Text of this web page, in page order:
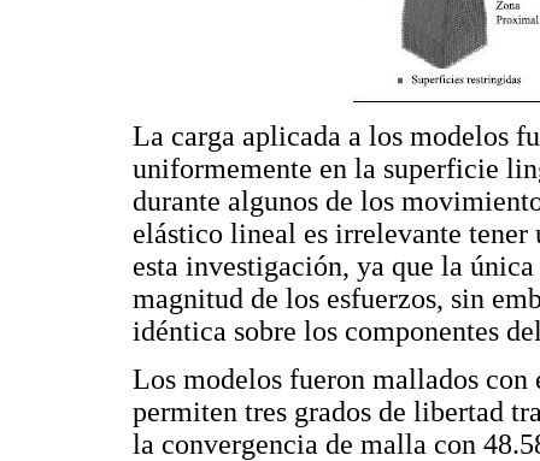
La carga aplicada a los modelos
uniformemente en la superficie
durante algunos de los
elástico lineal es irrelevante tener
esta investigación, ya que la
magnitud de los esfuerzos, sin
idéntica sobre los componentes
Los modelos fueron mallados con
permiten tres grados de libertad
la convergencia de malla con